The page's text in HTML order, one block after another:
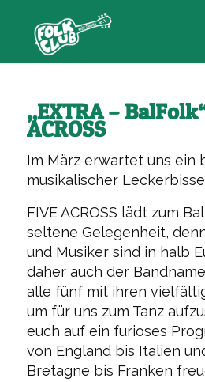
springen
„EXTRA –
ACROSS
Im März erwartet uns ein
musikalischer
FIVE ACROSS lädt zum
seltene Gelegenheit,
und Musiker sind in halb
daher auch der
alle fünf mit ihren
um für uns zum Tanz
euch auf ein furioses
von England bis Italien
Bretagne bis Franken